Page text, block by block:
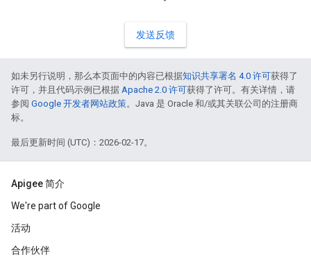
发送反馈
如未另行说明，那么本页面中的内容已根据知识共享署名 4.0 许可获得了
许可，并且代码示例已根据 Apache 2.0 许可获得了许可。有关详情，请
参阅 Google 开发者网站政策。Java 是 Oracle 和/或其关联公司的注册商
标。
最后更新时间 (UTC)：2026-02-17。
Apigee 简介
We're part of Google
活动
合作伙伴